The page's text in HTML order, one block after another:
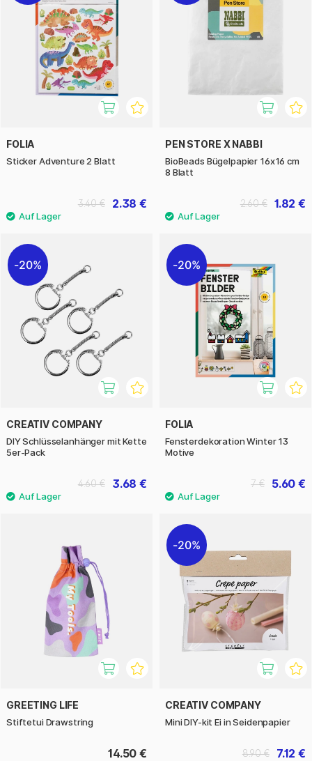
FOLIA
Sticker Adventure 2 Blatt
2.38 €
3.40 €
PEN STORE X NABBI
BioBeads Bügelpapier 16x16 cm
8 Blatt
1.82 €
2.60 €
20%
CREATIV COMPANY
DIY Schlüsselanhänger mit Kette
5er-Pack
3.68 €
4.60 €
20%
FOLIA
Fensterdekoration Winter 13
Motive
5.60 €
7 €
GREETING LIFE
Stiftetui Drawstring
14.50 €
20%
CREATIV COMPANY
Mini DIY-kit Ei in Seidenpapier
7.12 €
8.90 €